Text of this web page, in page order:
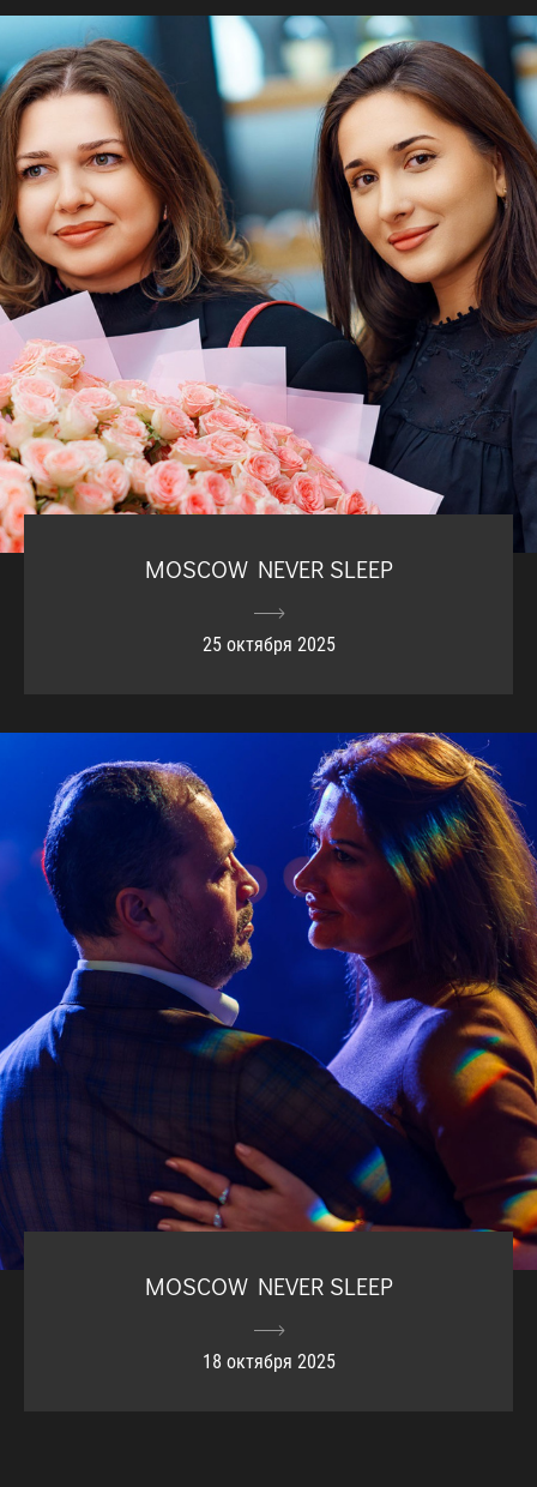
MOSCOW NEVER SLEEP
25 октября 2025
MOSCOW NEVER SLEEP
18 октября 2025